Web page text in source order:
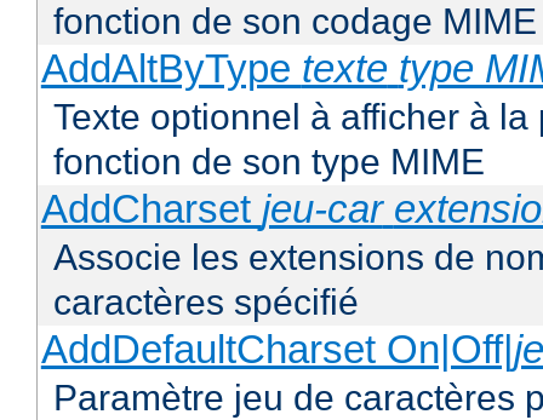
fonction de son codage MIME
AddAltByType texte type
Texte optionnel à afficher à
fonction de son type MIME
AddCharset jeu-car
Associe les extensions de
caractères spécifié
AddDefaultCharset On|Off|
Paramètre jeu de caractères